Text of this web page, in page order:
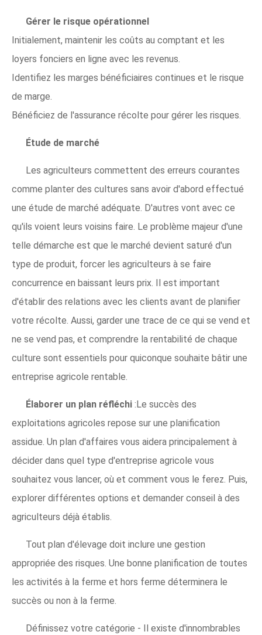
Gérer le risque opérationnel
Initialement, maintenir les coûts au comptant et les
loyers fonciers en ligne avec les revenus.
Identifiez les marges bénéficiaires continues et le risque
de marge.
Bénéficiez de l'assurance récolte pour gérer les risques.
Étude de marché
Les agriculteurs commettent des erreurs courantes
comme planter des cultures sans avoir d'abord effectué
une étude de marché adéquate. D'autres vont avec ce
qu'ils voient leurs voisins faire. Le problème majeur d'une
telle démarche est que le marché devient saturé d'un
type de produit, forcer les agriculteurs à se faire
concurrence en baissant leurs prix. Il est important
d'établir des relations avec les clients avant de planifier
votre récolte. Aussi, garder une trace de ce qui se vend et
ne se vend pas, et comprendre la rentabilité de chaque
culture sont essentiels pour quiconque souhaite bâtir une
entreprise agricole rentable.
Élaborer un plan réfléchi :Le succès des
exploitations agricoles repose sur une planification
assidue. Un plan d'affaires vous aidera principalement à
décider dans quel type d'entreprise agricole vous
souhaitez vous lancer, où et comment vous le ferez. Puis,
explorer différentes options et demander conseil à des
agriculteurs déjà établis.
Tout plan d'élevage doit inclure une gestion
appropriée des risques. Une bonne planification de toutes
les activités à la ferme et hors ferme déterminera le
succès ou non à la ferme.
Définissez votre catégorie - Il existe d'innombrables